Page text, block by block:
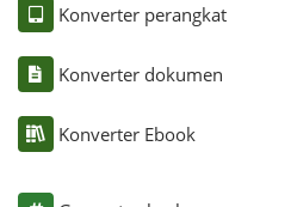
Konverter perangkat
Konverter dokumen
Konverter Ebook